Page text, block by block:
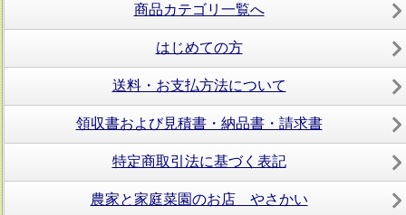
商品カテゴリ一覧へ
はじめての方
送料・お支払方法について
領収書および見積書・納品書・請求書
特定商取引法に基づく表記
農家と家庭菜園のお店 やさかい